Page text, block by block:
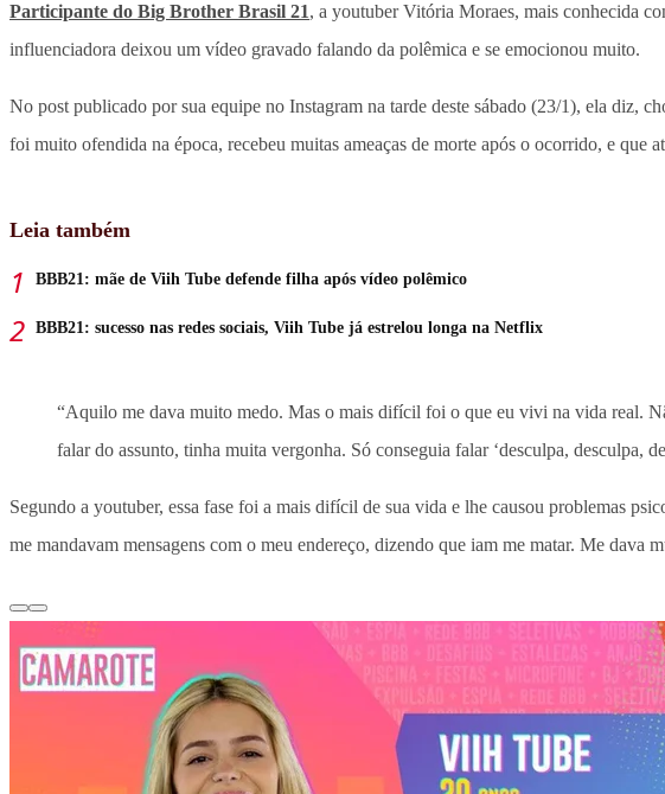
Participante do Big Brother Brasil 21, a youtuber Vitória Moraes, mais conhecida
influenciadora deixou um vídeo gravado falando da polêmica e se emocionou muito.
No post publicado por sua equipe no Instagram na tarde deste sábado (23/1), ela diz,
foi muito ofendida na época, recebeu muitas ameaças de morte após o ocorrido, e que
Leia também
BBB21: mãe de Viih Tube defende filha após vídeo polêmico
BBB21: sucesso nas redes sociais, Viih Tube já estrelou longa na Netflix
“Aquilo me dava muito medo. Mas o mais difícil foi o que eu vivi na vida real.
falar do assunto, tinha muita vergonha. Só conseguia falar ‘desculpa, desculpa,
Segundo a youtuber, essa fase foi a mais difícil de sua vida e lhe causou problemas
me mandavam mensagens com o meu endereço, dizendo que iam me matar. Me dava